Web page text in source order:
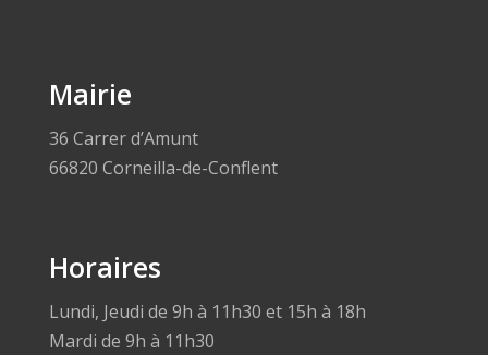
Mairie
36 Carrer d’Amunt
66820 Corneilla-de-Conflent
Horaires
Lundi, Jeudi de 9h à 11h30 et 15h à 18h
Mardi de 9h à 11h30